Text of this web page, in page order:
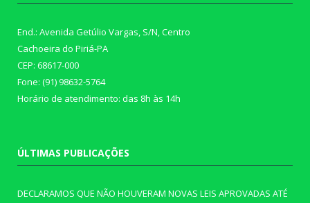
End.: Avenida Getúlio Vargas, S/N, Centro
Cachoeira do Piriá-PA
CEP: 68617-000
Fone: (91) 98632-5764
Horário de atendimento: das 8h às 14h
ÚLTIMAS PUBLICAÇÕES
DECLARAMOS QUE NÃO HOUVERAM NOVAS LEIS APROVADAS ATÉ